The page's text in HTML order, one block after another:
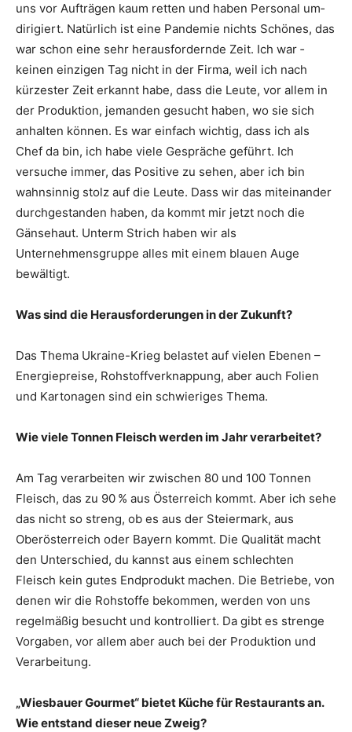
uns vor Aufträgen kaum retten und haben Personal um­
dirigiert. Natürlich ist eine Pandemie nichts Schönes, das
war schon eine sehr herausfordernde Zeit. Ich war ­
keinen einzigen Tag nicht in der Firma, weil ich nach
kürzester Zeit erkannt habe, dass die Leute, vor allem in
der Produktion, jemanden gesucht haben, wo sie sich
anhalten können. Es war einfach wichtig, dass ich als
Chef da bin, ich habe viele ­Gespräche ­geführt. Ich
versuche immer, das ­Positive zu sehen, aber ich bin
wahnsinnig stolz auf die Leute. Dass wir das miteinander
durchgestanden haben, da kommt mir jetzt noch die
Gänsehaut. Unterm Strich haben wir als
Unternehmensgruppe alles mit einem blauen Auge
bewältigt.
Was sind die Herausforderungen in der Zukunft?
Das Thema Ukraine-Krieg ­belastet auf vielen Ebenen –
Energiepreise, ­Rohstoffverknappung, aber auch ­Folien
und Kartonagen sind ein schwieriges Thema.
Wie viele Tonnen Fleisch werden im Jahr verarbeitet?
Am Tag verarbeiten wir zwischen 80 und 100 Tonnen
Fleisch, das zu 90 % aus Österreich kommt. Aber ich sehe
das nicht so streng, ob es aus der Steiermark, aus
Oberösterreich oder Bayern kommt. Die Qualität macht
den Unterschied, du kannst aus einem schlechten
Fleisch kein gutes End­produkt machen. Die Betriebe, von
denen wir die Rohstoffe bekommen, werden von uns
regelmäßig besucht und kontrolliert. Da gibt es strenge
Vorgaben, vor allem aber auch bei der Produktion und
Verarbeitung.
„Wiesbauer Gourmet“ bietet Küchefür Restaurants an.
Wie entstand dieser neue Zweig?